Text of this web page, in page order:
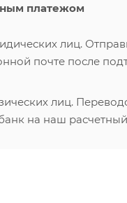
платежом
лиц.
почте после
лиц.
на наш расчетный